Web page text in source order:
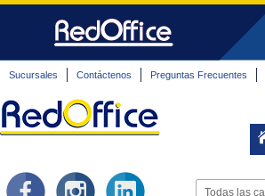
Sucursales Contáctenos Preguntas Frecuentes